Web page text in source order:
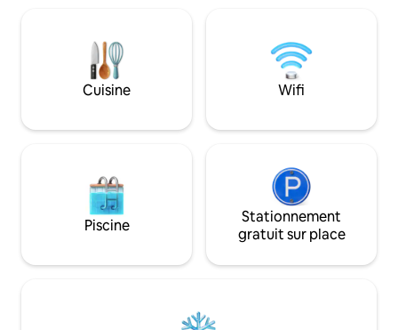
promenades en forêt et le vélo sur la
piste Blue Velo, avec un accès direct à
l'eau, au quai, à la plage et à la forêt. De
belles vues sur le lac et des couchers de
toute l'année.
une terrasse
un barbecue. Sauna 🔥 au feu de bois
Prix Du lundi au jeudi : 250 PLN pour une
Cuisine Wifi
Piscine
Stationnement
gratuit sur place